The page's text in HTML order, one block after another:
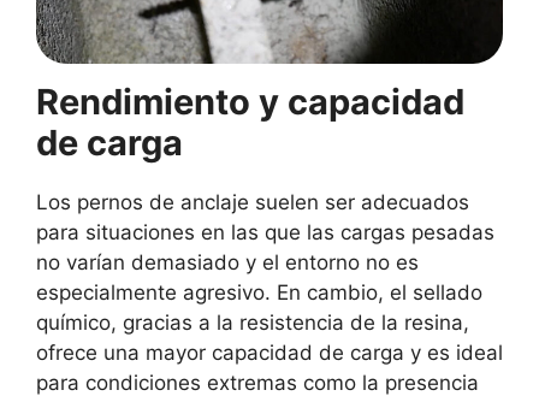
Rendimiento y capacidad
de carga
Los pernos de anclaje suelen ser adecuados
para situaciones en las que las cargas pesadas
no varían demasiado y el entorno no es
especialmente agresivo. En cambio, el sellado
químico, gracias a la resistencia de la resina,
ofrece una mayor capacidad de carga y es ideal
para condiciones extremas como la presencia